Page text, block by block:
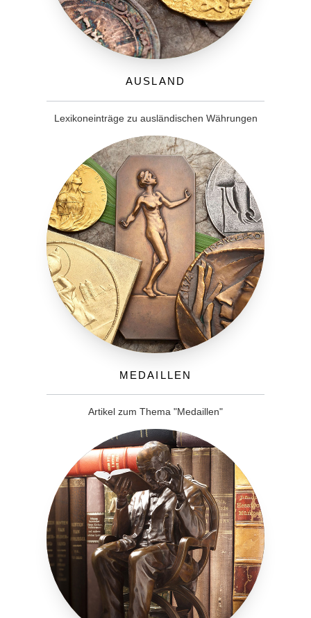
Ausland
Lexikoneinträge zu ausländischen Währungen
Medaillen
Artikel zum Thema "Medaillen"